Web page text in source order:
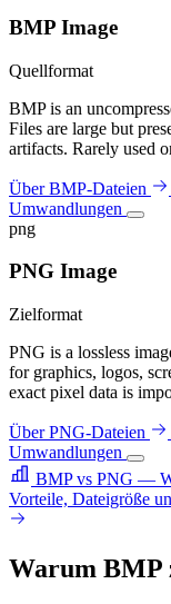
BMP Image
Quellformat
BMP is an
Files are large but
artifacts. Rarely used
Über BMP-Dateien
Umwandlungen
png
PNG Image
Zielformat
PNG is a lossless
for graphics, logos,
exact pixel data is
Über PNG-Dateien
Umwandlungen
BMP vs PNG —
Vorteile, Dateigröße
Warum BMP